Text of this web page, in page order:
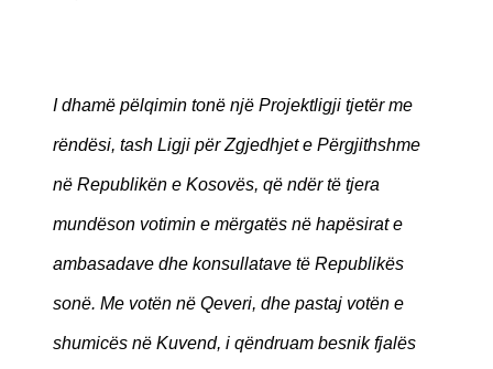
I dhamë pëlqimin tonë një Projektligji tjetër me
rëndësi, tash Ligji për Zgjedhjet e Përgjithshme
në Republikën e Kosovës, që ndër të tjera
mundëson votimin e mërgatës në hapësirat e
ambasadave dhe konsullatave të Republikës
sonë. Me votën në Qeveri, dhe pastaj votën e
shumicës në Kuvend, i qëndruam besnik fjalës